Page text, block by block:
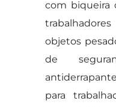
com biqueira
objetos
de
para